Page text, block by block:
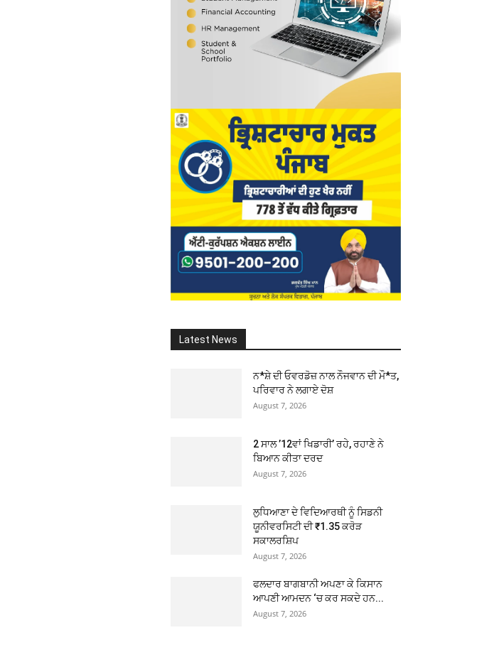
Latest News
ਨ*ਸ਼ੇ ਦੀ ਓਵਰਡੋਜ਼ ਨਾਲ ਨੌਜਵਾਨ ਦੀ ਮੌ*ਤ,
ਪਰਿਵਾਰ ਨੇ ਲਗਾਏ ਦੋਸ਼
August 7, 2026
2 ਸਾਲ ’12ਵਾਂ ਖਿਡਾਰੀ’ ਰਹੇ, ਰਹਾਣੇ ਨੇ
ਬਿਆਨ ਕੀਤਾ ਦਰਦ
August 7, 2026
ਲੁਧਿਆਣਾ ਦੇ ਵਿਦਿਆਰਥੀ ਨੂੰ ਸਿਡਨੀ
ਯੂਨੀਵਰਸਿਟੀ ਦੀ ₹1.35 ਕਰੋੜ
ਸਕਾਲਰਸ਼ਿਪ
August 7, 2026
ਫਲਦਾਰ ਬਾਗਬਾਨੀ ਅਪਣਾ ਕੇ ਕਿਸਾਨ
ਆਪਣੀ ਆਮਦਨ ‘ਚ ਕਰ ਸਕਦੇ ਹਨ...
August 7, 2026